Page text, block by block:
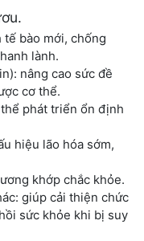
bào mới, chống
lành.
nâng cao sức đề
cơ thể.
phát triển ổn định
hiệu lão hóa sớm,
khớp chắc khỏe.
giúp cải thiện chức
sức khỏe khi bị suy